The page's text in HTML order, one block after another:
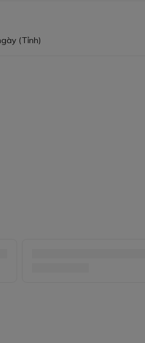
(Tỉnh)